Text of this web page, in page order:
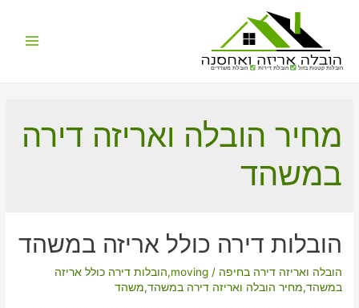
הובלות קטנות בזול הובלת דירות הובלת משרדים
מחיר הובלה ואריזה דירה
במשהד
הובלות דירה כולל אריזה במשהד
הובלה ואריזה דירה בחיפה /
moving
,הובלות דירה כולל אריזה
במשהד,מחיר הובלה ואריזה דירה במשהד,משהד